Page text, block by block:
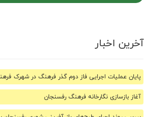
آخرین اخبار
پایان عملیات اجرایی فاز دوم گذر فرهنگ در شهرک
آغاز بازسازی نگارخانه فرهنگ رفسنجان